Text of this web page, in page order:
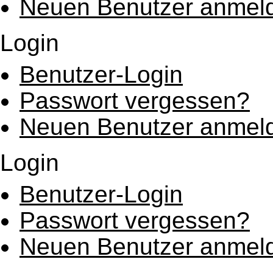
Neuen Benutzer
Login
Benutzer-Login
Passwort vergessen?
Neuen Benutzer
Login
Benutzer-Login
Passwort vergessen?
Neuen Benutzer